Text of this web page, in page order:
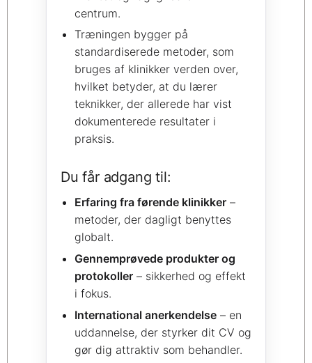
centrum.
Træningen bygger på
standardiserede metoder, som
bruges af klinikker verden over,
hvilket betyder, at du lærer
teknikker, der allerede har vist
dokumenterede resultater i
praksis.
Du får adgang til:
Erfaring fra førende klinikker –
metoder, der dagligt benyttes
globalt.
Gennemprøvede produkter og
protokoller – sikkerhed og effekt
i fokus.
International anerkendelse – en
uddannelse, der styrker dit CV og
gør dig attraktiv som behandler.